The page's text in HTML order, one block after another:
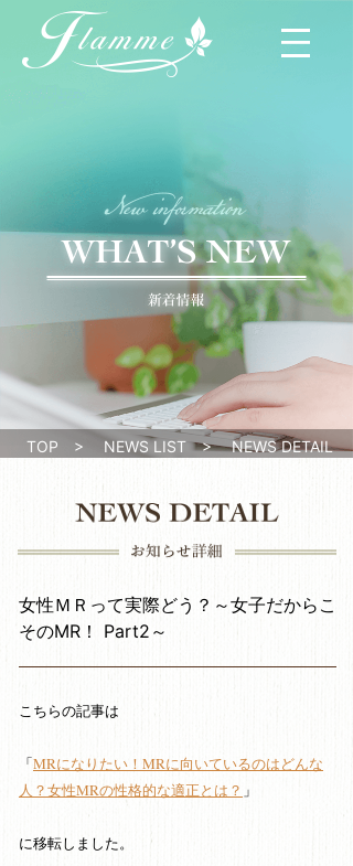
TOP > NEWS LIST>NEWS DETAIL
女性ＭＲって実際どう？～女子だからこ
そのMR！ Part2～
こちらの記事は
「MRになりたい！MRに向いているのはどんな
人？女性MRの性格的な適正とは？ 」
に移転しました。